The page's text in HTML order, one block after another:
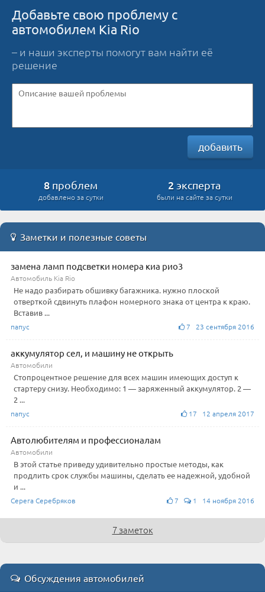
Добавьте свою проблему с
автомобилем Kia Rio
– и наши эксперты помогут вам найти её
решение
добавить
8 проблем
добавлено за сутки
2 эксперта
были на сайте за сутки
Заметки и полезные советы
замена ламп подсветки номера киа рио3
Автомобиль Kia Rio
Не надо разбирать обшивку багажника. нужно плоской
отверткой сдвинуть плафон номерного знака от центра к краю.
Вставив ...
папус 7 23 сентября 2016
аккумулятор сел, и машину не открыть
Автомобили
Стопроцентное решение для всех машин имеющих доступ к
стартеру снизу. Необходимо: 1 — заряженный аккумулятор. 2 —
2 ...
папус 17 12 апреля 2017
Автолюбителям и профессионалам
Автомобили
В этой статье приведу удивительно простые методы, как
продлить срок службы машины, сделать ее надежной, удобной
и ...
Серега Серебряков 7 1 14 ноября 2016
7 заметок
Обсуждения автомобилей